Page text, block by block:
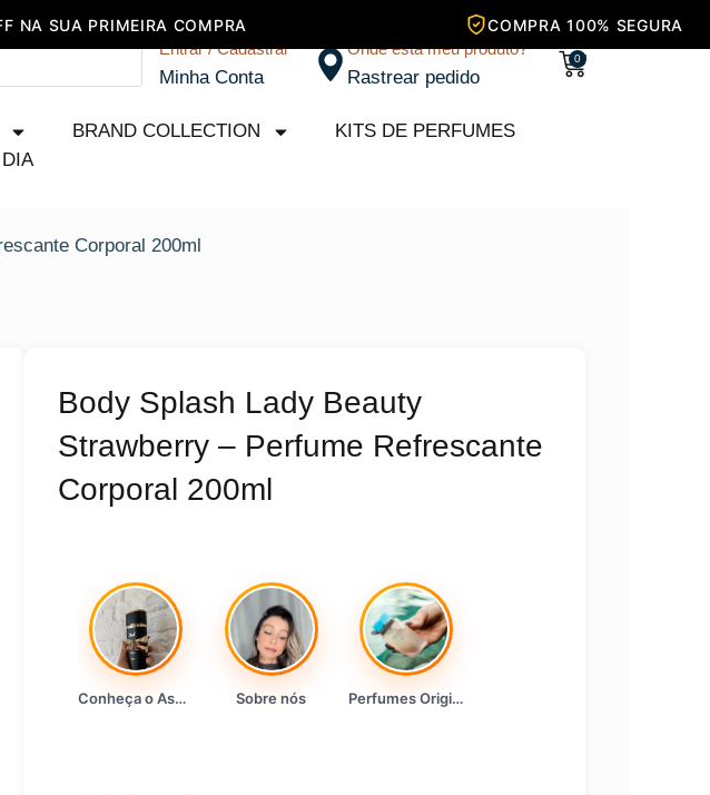
Entrar / Cadastrar
Minha Conta
Onde está meu produto?
Rastrear pedido
0
Carrinho
BRAND COLLECTION
KITS DE PERFUMES
Corporal 200ml
Body Splash Lady Beauty
Strawberry – Perfume Refrescante
Corporal 200ml
Conheça o Asad, da Lattafa… Sobre nós Perfumes Originais